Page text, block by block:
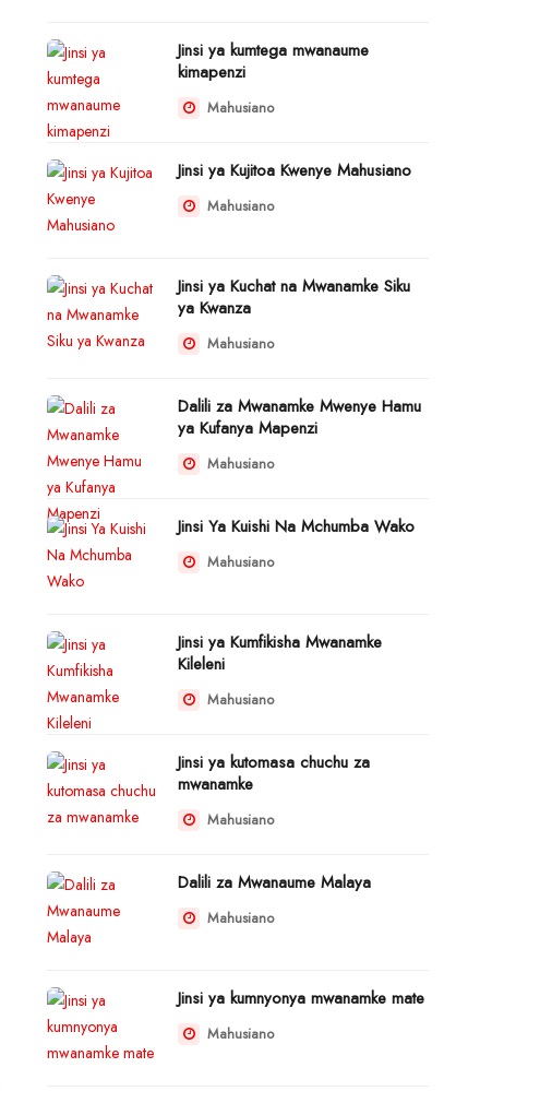
Jinsi ya kumtega mwanaume
kimapenzi
Mahusiano
Jinsi ya Kujitoa Kwenye Mahusiano
Mahusiano
Jinsi ya Kuchat na Mwanamke Siku
ya Kwanza
Mahusiano
Dalili za Mwanamke Mwenye Hamu
ya Kufanya Mapenzi
Mahusiano
Jinsi Ya Kuishi Na Mchumba Wako
Mahusiano
Jinsi ya Kumfikisha Mwanamke
Kileleni
Mahusiano
Jinsi ya kutomasa chuchu za
mwanamke
Mahusiano
Dalili za Mwanaume Malaya
Mahusiano
Jinsi ya kumnyonya mwanamke mate
Mahusiano